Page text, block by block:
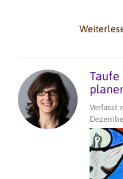
Taufe
Verfasst